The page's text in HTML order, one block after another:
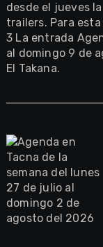
desde el jueves
trailers. Para
3 La entrada
al domingo 9 de
El Takana.